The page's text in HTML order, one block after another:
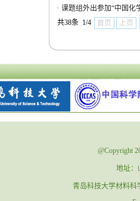
· 课题组外出参加“中国化
共38条 1/4
首页 上页
@Copyright
地址：
青岛科技大学材料科